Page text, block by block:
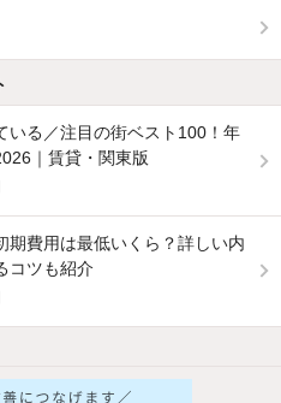
いる／注目の街ベスト100！年
｜賃貸・関東版
期費用は最低いくら？詳しい内
コツも紹介